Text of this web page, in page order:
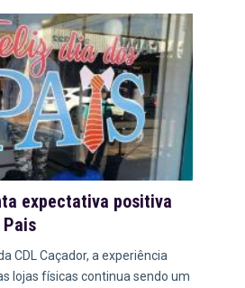
expectativa positiva
CDL Caçador, a experiência
lojas físicas continua sendo um